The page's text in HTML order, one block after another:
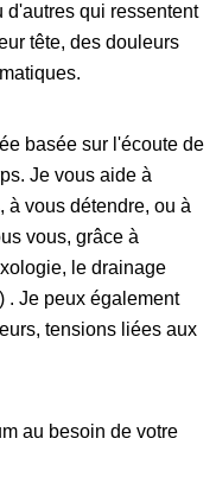
d'autres qui ressentent
tête, des douleurs
basée sur l'écoute de
Je vous aide à
à vous détendre, ou à
vous, grâce à
le drainage
. Je peux également
tensions liées aux
au besoin de votre